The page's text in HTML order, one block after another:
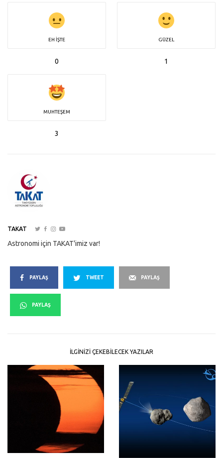
EH İŞTE
0
GÜZEL
1
MUHTEŞEM
3
TAKAT
Astronomi için TAKAT'imiz var!
PAYLAŞ TWEET PAYLAŞ
PAYLAŞ
İLGINIZI ÇEKEBILECEK YAZILAR